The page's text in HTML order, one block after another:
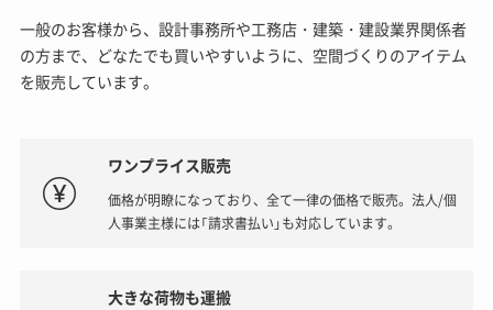
一般のお客様から、設計事務所や工務店・建築・建設業界関係者
の方まで、どなたでも買いやすいように、空間づくりのアイテム
を販売しています。
ワンプライス販売
価格が明瞭になっており、全て一律の価格で販売。法人/個
人事業主様には「請求書払い」も対応しています。
大きな荷物も運搬